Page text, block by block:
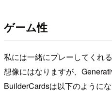
ゲーム性
私には一緒にプレーしてくれ
想像にはなりますが、
BuilderCardsは以下のようにな